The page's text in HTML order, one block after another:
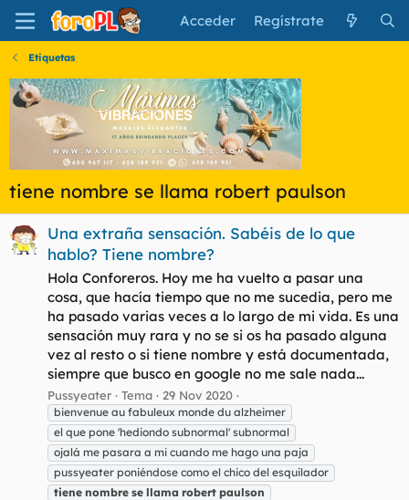
Acceder Regístrate
Etiquetas
tiene nombre se llama robert paulson
Una extraña sensación. Sabéis de lo que
hablo? Tiene nombre?
Hola Conforeros. Hoy me ha vuelto a pasar una
cosa, que hacía tiempo que no me sucedia, pero me
ha pasado varias veces a lo largo de mi vida. Es una
sensación muy rara y no se si os ha pasado alguna
vez al resto o si tiene nombre y está documentada,
siempre que busco en google no me sale nada...
Pussyeater Tema 29 Nov 2020
bienvenue au fabuleux monde du alzheimer
el que pone 'hediondo subnormal' subnormal
ojalá me pasara a mi cuando me hago una paja
pussyeater poniéndose como el chico del esquilador
tiene nombre se llama robert paulson